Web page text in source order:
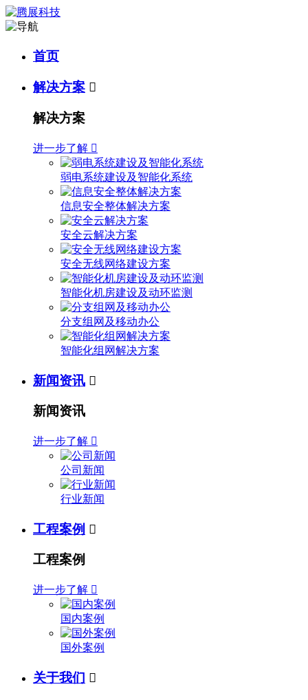
首页
解决方案 
解决方案
进一步了解 
弱电系统建设及智能化系统
信息安全整体解决方案
安全云解决方案
安全无线网络建设方案
智能化机房建设及动环监测
分支组网及移动办公
智能化组网解决方案
新闻资讯 
新闻资讯
进一步了解 
公司新闻
行业新闻
工程案例 
工程案例
进一步了解 
国内案例
国外案例
关于我们 